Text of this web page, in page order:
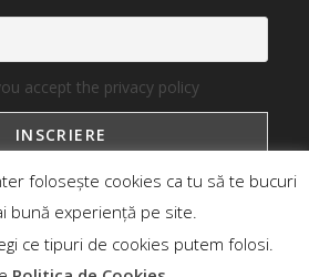
accept the privacy policy
Magazine
folosește cookies ca tu să te bucuri
bună experiență pe site.
ce tipuri de cookies putem folosi.